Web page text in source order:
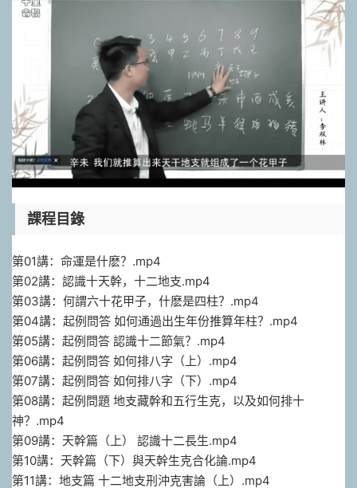
課程目錄
第01講：命運是什麽？.mp4
第02講：認識十天幹，十二地支.mp4
第03講：何謂六十花甲子，什麽是四柱？.mp4
第04講：起例問答 如何通過出生年份推算年柱？.mp4
第05講：起例問答 認識十二節氣？.mp4
第06講：起例問答 如何排八字（上）.mp4
第07講：起例問答 如何排八字（下）.mp4
第08講：起例問題 地支藏幹和五行生克，以及如何排十
神？.mp4
第09講：天幹篇（上） 認識十二長生.mp4
第10講：天幹篇（下）與天幹生克合化論.mp4
第11講：地支篇 十二地支刑沖克害論（上）.mp4